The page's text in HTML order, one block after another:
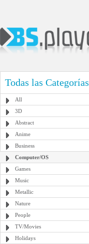
Todas las Categorías
All
3D
Abstract
Anime
Business
Computer/OS
Games
Music
Metallic
Nature
People
TV/Movies
Holidays